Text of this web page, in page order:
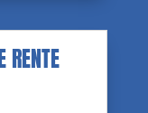
RENTE